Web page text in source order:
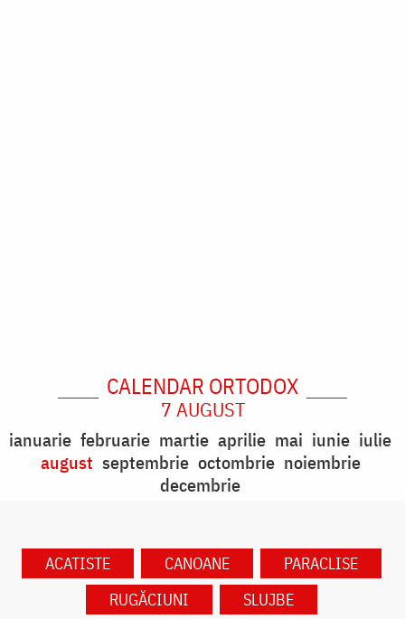
CALENDAR ORTODOX
7 AUGUST
ianuarie februarie martie aprilie mai iunie iulie
august septembrie octombrie noiembrie
decembrie
ACATISTE CANOANE
PARACLISE
RUGĂCIUNI
SLUJBE